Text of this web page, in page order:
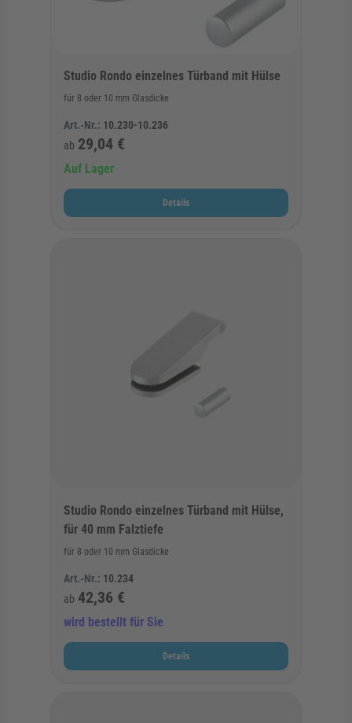
Studio Rondo einzelnes Türband mit Hülse
für 8 oder 10 mm Glasdicke
Art.-Nr.: 10.230-10.236
ab 29,04 €
Auf Lager
Details
Studio Rondo einzelnes Türband mit Hülse,
für 40 mm Falztiefe
für 8 oder 10 mm Glasdicke
Art.-Nr.: 10.234
ab 42,36 €
wird bestellt für Sie
Details